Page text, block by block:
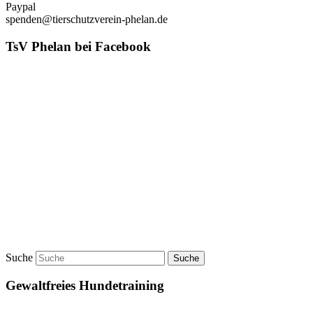
Paypal
spenden@tierschutzverein-phelan.de
TsV Phelan bei Facebook
Suche
Gewaltfreies Hundetraining